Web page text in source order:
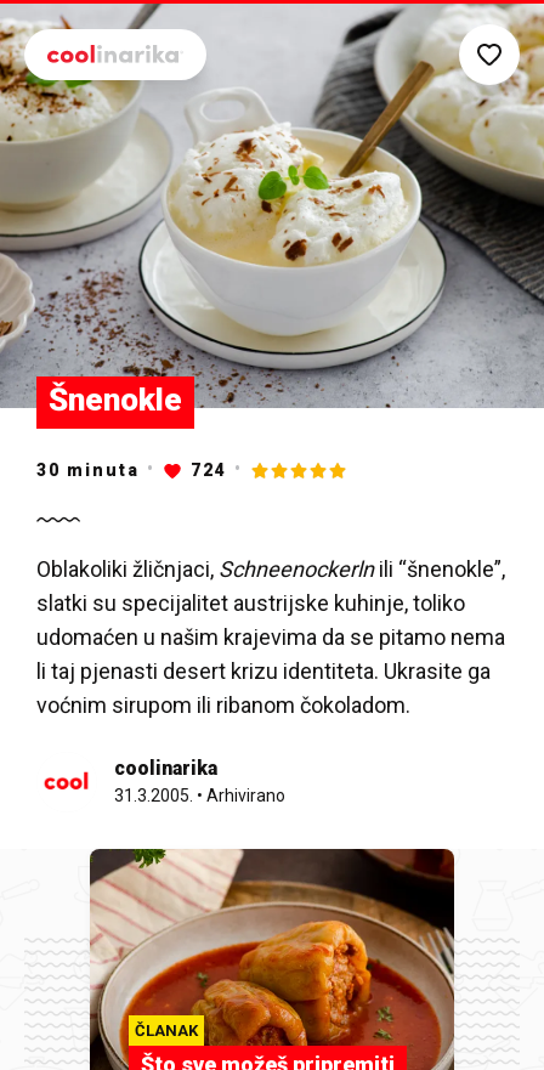
Preskoči na glavni sadržaj
Šnenokle
30 minuta 724
Oblakoliki žličnjaci, Schneenockerlnili “šnenokle”,
slatki su specijalitet austrijske kuhinje, toliko
udomaćen u našim krajevima da se pitamo nema
li taj pjenasti desert krizu identiteta. Ukrasite ga
voćnim sirupom ili ribanom čokoladom.
coolinarika
31.3.2005. • Arhivirano
ČLANAK
Što sve možeš pripremiti